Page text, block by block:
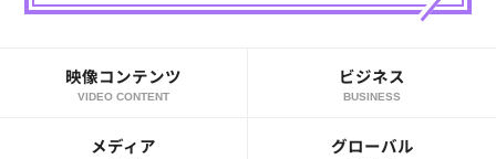
映像コンテンツ
VIDEO CONTENT
ビジネス
BUSINESS
メディア グローバル